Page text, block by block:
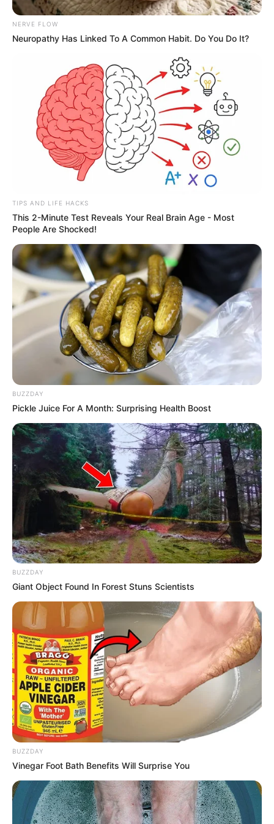
Ακολουθήστε το evianews.com στο
News
ΤΑ ΠΙΟ ΔΗΜΟΦΙΛΗ
NERVE FLOW
Neuropathy Has Linked To A Common Habit. Do You Do It?
TIPS AND LIFE HACKS
This 2-Minute Test Reveals Your Real Brain Age - Most
People Are Shocked!
BUZZDAY
Pickle Juice For A Month: Surprising Health Boost
BUZZDAY
Giant Object Found In Forest Stuns Scientists
BUZZDAY
Vinegar Foot Bath Benefits Will Surprise You